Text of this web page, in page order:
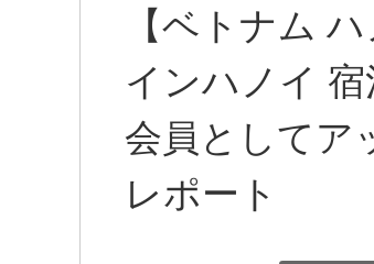
【ベトナム
インハノイ
会員としてア
レポート